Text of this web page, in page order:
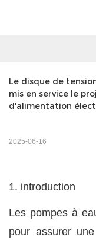
Le disque de
mis en service le
d'alimentation
2025-06-16
1. introduction
Les pompes à
pour assurer